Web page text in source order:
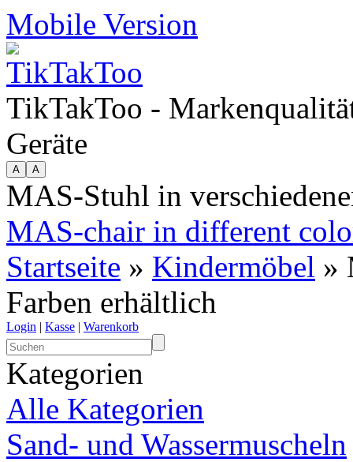
Mobile Version
TikTakToo -
Geräte
MAS-Stuhl in
MAS-chair in different
Startseite » Kindermöbel »
Farben erhältlich
Login | Kasse | Warenkorb
Kategorien
Alle Kategorien
Sand- und Wassermuscheln